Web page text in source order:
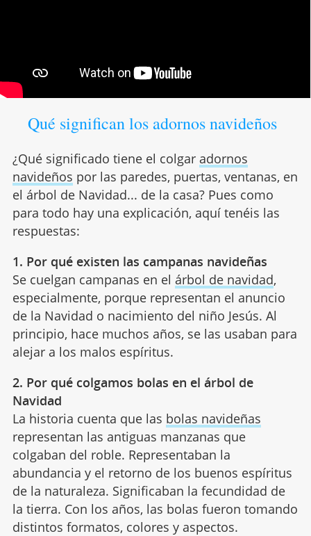
Qué significan los adornos navideños
¿Qué significado tiene el colgar adornos
navideños por las paredes, puertas, ventanas, en
el árbol de Navidad... de la casa? Pues como
para todo hay una explicación, aquí tenéis las
respuestas:
1. Por qué existen las campanas navideñas
Se cuelgan campanas en el árbol de navidad,
especialmente, porque representan el anuncio
de la Navidad o nacimiento del niño Jesús. Al
principio, hace muchos años, se las usaban para
alejar a los malos espíritus.
2. Por qué colgamos bolas en el árbol de
Navidad
La historia cuenta que las bolas navideñas
representan las antiguas manzanas que
colgaban del roble. Representaban la
abundancia y el retorno de los buenos espíritus
de la naturaleza. Significaban la fecundidad de
la tierra. Con los años, las bolas fueron tomando
distintos formatos, colores y aspectos.